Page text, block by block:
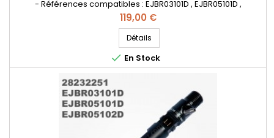
- Références compatibles : EJBR03101D , EJBR05101D ,
EJBR05102D , 28232251 , 8200421359 , 8200815416 , 166001137R ,
8200421897 , H8200421897 8200676774 , 7711497343
, 8200421359 , 8200815416 , 166001137R , 8200421897 ,
H8200421897 , 8200676774 , 7711497343 - Pour motorisation
Renault Nissan...
Prix
119,00 €
Détails
 En Stock